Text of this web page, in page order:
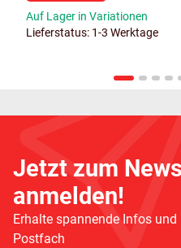
Auf Lager in Variationen
Lieferstatus: 1-3 Werktage
Jetzt zum
anmelden!
Erhalte spannende Infos
Postfach